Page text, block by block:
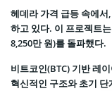
헤데라 가격 급등 속에서
하고 있다. 이 프로젝트
8,250만 원)를 돌파했다.
비트코인(BTC) 기반 레
혁신적인 구조와 초기